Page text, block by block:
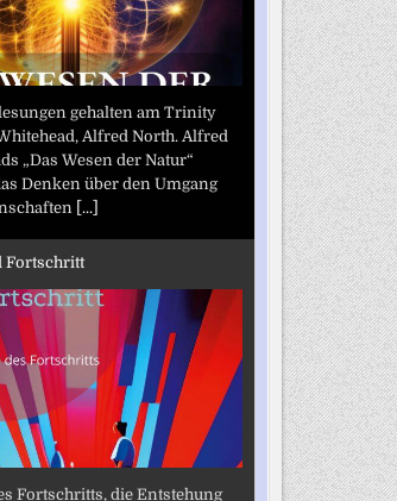
gehalten am Trinity
Alfred North. Alfred
„Das Wesen der Natur“
Denken über den Umgang
[...]
Fortschritt
Fortschritts, die Entstehung